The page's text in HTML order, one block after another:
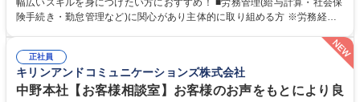
します。ご経験に応じて、休職者管理など、幅広く経験を積んでいただき
★メンバーがマンツーマンで丁寧に教えるため、ご経験が浅くても安心！
幅広く経験を積みたい意欲がある方に最適な環境です。 募集職種 【総
務・人事】未経験歓迎/日立グループ/組織運営を支えるゼネラリストを目
指す
幅広いスキルを身につけたい方におすすめ！ ■労務管理(給与計算・社会保
険手続き・勤怠管理など)に関心があり主体的に取り組める方 ※労務経験
マネジメント職として活躍したい 【尚可】■人事、労務、採用、教育業務
のご経験 ■労務管理（給与計算・社会保険手続き・勤怠管理など）の経験
■衛生管理者の資格をお持ちの方 学歴・資格 学歴：大学院 大学 高専 短大
専修学校 高校 語学力： 資格：
正社員
キリンアンドコミュニケーションズ株式会社
中野本社【お客様相談室】お客様のお声をもとにより良